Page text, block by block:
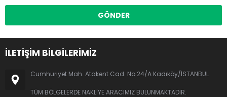
İLETİŞİM BİLGİLERİMİZ
Cumhuriyet Mah. Atakent Cad. No:24/A Kadıköy/İSTANBUL
TÜM BÖLGELERDE NAKLİYE ARACIMIZ BULUNMAKTADIR.